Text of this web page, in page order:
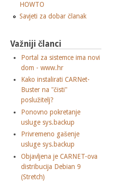
HOWTO
Savjeti za dobar članak
Važniji članci
Portal za sistemce ima novi
dom - www.hr
Kako instalirati CARNet-
Buster na "čisti"
poslužitelj?
Ponovno pokretanje
usluge sys.backup
Privremeno gašenje
usluge sys.backup
Objavljena je CARNET-ova
distribucija Debian 9
(Stretch)